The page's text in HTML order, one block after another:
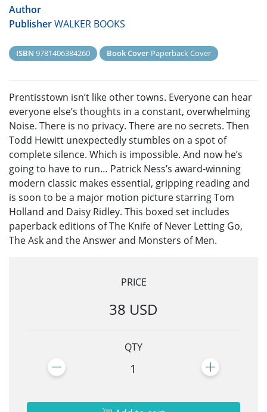
Author
PublisherWALKER BOOKS
ISBN 9781406384260 Book Cover Paperback Cover
Prentisstown isn’t like other towns. Everyone can hear
everyone else’s thoughts in a constant, overwhelming
Noise. There is no privacy. There are no secrets. Then
Todd Hewitt unexpectedly stumbles on a spot of
complete silence. Which is impossible. And now he’s
going to have to run… Patrick Ness’s award-winning
modern classic makes essential, gripping reading and
is soon to be a major motion picture starring Tom
Holland and Daisy Ridley. This boxed set includes
paperback editions of The Knife of Never Letting Go,
The Ask and the Answer and Monsters of Men.
PRICE
38 USD
QTY
1